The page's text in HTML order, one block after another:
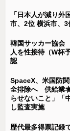
「日本人が減り
市、2位 横浜市、
韓国サッカー協会
人を性接待（W杯
認
SpaceX、米国防
全排除へ 供給業
らせないこと」「
し監査実施
歴代最多得票記録